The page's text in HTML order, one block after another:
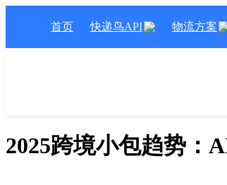
首页 快递鸟API 物流方案
2025跨境小包趋势：